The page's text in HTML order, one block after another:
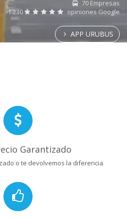
70 Empresas
1.230
opiniones Google
APP URUBUS
Garantizado
o te devolvemos la diferencia